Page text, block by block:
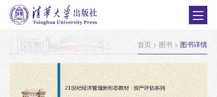
首页 > 图书 > 图书详情